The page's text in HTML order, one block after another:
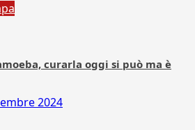
curarla oggi si può ma è
2024